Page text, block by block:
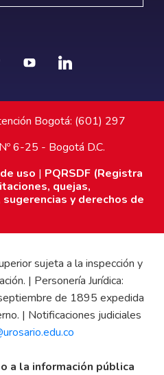
Bogotá: (601) 297
6-25 - Bogotá D.C.
uso | PQRSDF (Registra
quejas,
y derechos de
sujeta a la inspección y
| Personería Jurídica:
de 1895 expedida
| Notificaciones judiciales
a la información pública